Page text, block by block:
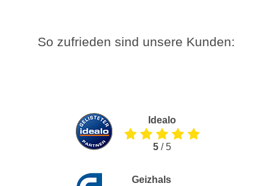
So zufrieden sind unsere Kunden:
Idealo
5/ 5
Geizhals